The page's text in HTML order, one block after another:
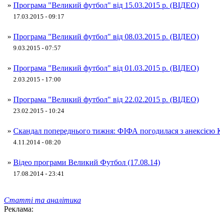
» Програма "Великий футбол" від 15.03.2015 р. (ВІДЕО)
17.03.2015 - 09:17
» Програма "Великий футбол" від 08.03.2015 р. (ВІДЕО)
9.03.2015 - 07:57
» Програма "Великий футбол" від 01.03.2015 р. (ВІДЕО)
2.03.2015 - 17:00
» Програма "Великий футбол" від 22.02.2015 р. (ВІДЕО)
23.02.2015 - 10:24
» Скандал попереднього тижня: ФІФА погодилася з
4.11.2014 - 08:20
» Відео програми Великий Футбол (17.08.14)
17.08.2014 - 23:41
Статті та аналітика
Реклама: